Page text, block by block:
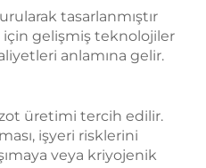
tasarlanmıştır
gelişmiş teknolojiler
anlamına gelir.
üretimi tercih edilir.
işyeri risklerini
veya kriyojenik